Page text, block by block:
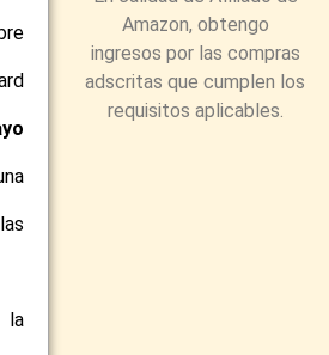
la
Amazon, obtengo
ingresos por las compras
adscritas que cumplen los
requisitos aplicables.